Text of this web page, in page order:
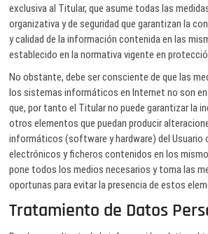
exclusiva al Titular, que asume todas las
organizativa y de seguridad que garantizan la
y calidad de la información contenida en las
establecido en la normativa vigente en
No obstante, debe ser consciente de que las
los sistemas informáticos en Internet no son
que, por tanto el Titular no puede garantizar la
otros elementos que puedan producir
informáticos (software y hardware) del Usuario
electrónicos y ficheros contenidos en los
pone todos los medios necesarios y toma las
oportunas para evitar la presencia de estos
Tratamiento de Datos